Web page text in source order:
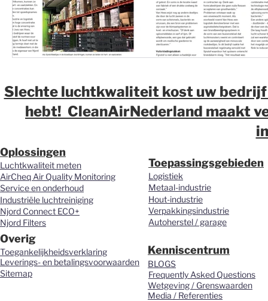
Slechte luchtkwaliteit kost uw bedrijf
hebt! CleanAirNederland maakt
Oplossingen
Luchtkwaliteit meten
AirCheq Air Quality Monitoring
Service en onderhoud
Industriële luchtreiniging
Njord Connect ECO+
Njord Filters
Overig
Toegankelijkheidsverklaring
Leverings- en betalingsvoorwaarden
Sitemap
Toepassingsgebieden
Logistiek
Metaal-industrie
Hout-industrie
Verpakkingsindustrie
Autoherstel / garage
Kenniscentrum
BLOGS
Frequently Asked Questions
Wetgeving / Grenswaarden
Media / Referenties